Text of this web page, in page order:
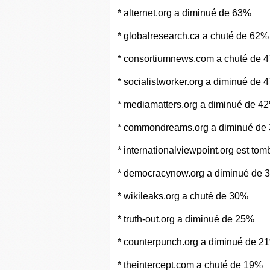
* alternet.org a diminué de 63%
* globalresearch.ca a chuté de 62%
* consortiumnews.com a chuté de
* socialistworker.org a diminué de
* mediamatters.org a diminué de
* commondreams.org a diminué de
* internationalviewpoint.org est
* democracynow.org a diminué de
* wikileaks.org a chuté de 30%
* truth-out.org a diminué de 25%
* counterpunch.org a diminué de
* theintercept.com a chuté de 19%